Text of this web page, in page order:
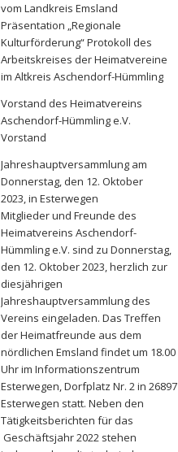
vom Landkreis Emsland
Präsentation „Regionale
Kulturförderung“ Protokoll des
Arbeitskreises der Heimatvereine
im Altkreis Aschendorf-Hümmling
Vorstand des Heimatvereins
Aschendorf-Hümmling e.V.
Vorstand
Jahreshauptversammlung am
Donnerstag, den 12. Oktober
2023, in Esterwegen
Mitglieder und Freunde des
Heimatvereins Aschendorf-
Hümmling e.V. sind zu Donnerstag,
den 12. Oktober 2023, herzlich zur
diesjährigen
Jahreshauptversammlung des
Vereins eingeladen. Das Treffen
der Heimatfreunde aus dem
nördlichen Emsland findet um 18.00
Uhr im Informationszentrum
Esterwegen, Dorfplatz Nr. 2 in 26897
Esterwegen statt. Neben den
Tätigkeitsberichten für das
Geschäftsjahr 2022 stehen